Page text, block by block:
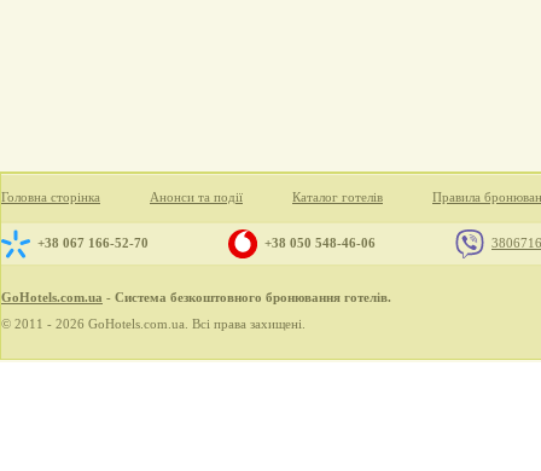
Головна сторінка Анонси та події Каталог готелів Правила
+38 067 166-52-70 +38 050 548-46-06
GoHotels.com.ua - Система безкоштовного бронювання готелів.
© 2011 - 2026 GoHotels.com.ua. Всі права захищені.